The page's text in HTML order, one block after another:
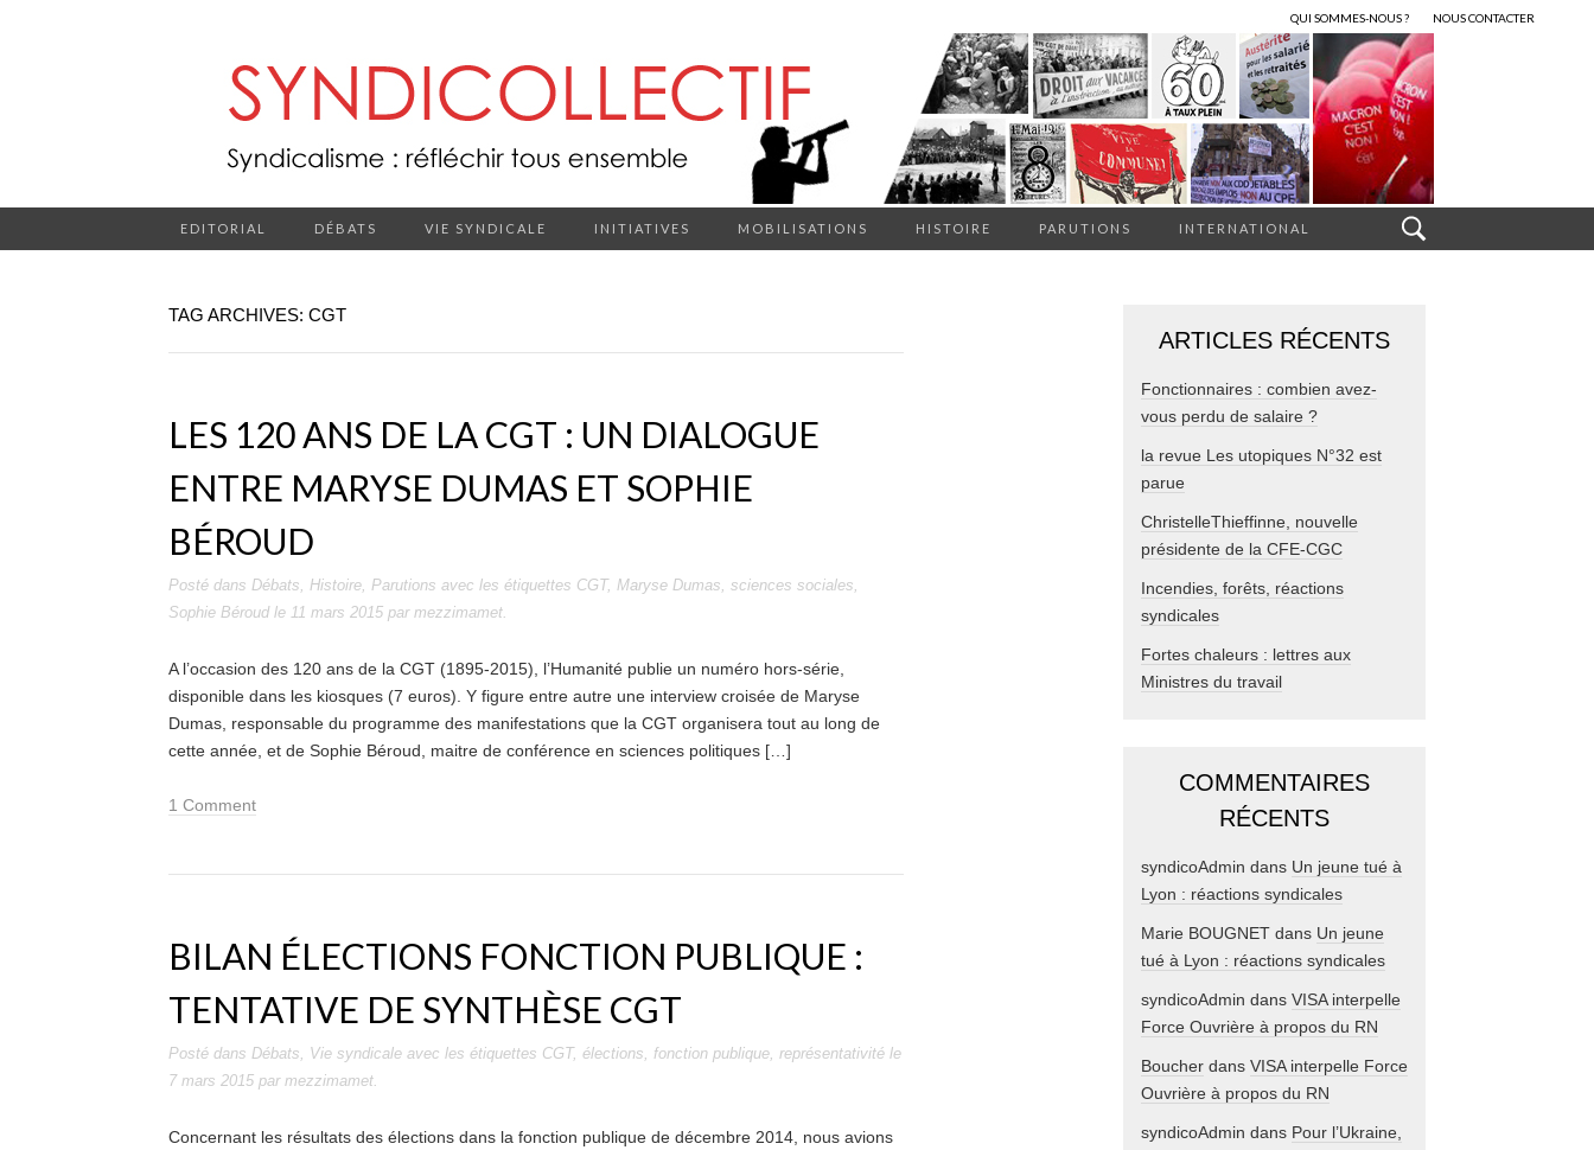
QUI SOMMES-NOUS ? NOUS CONTACTER
EDITORIAL DÉBATS VIE SYNDICALE INITIATIVES MOBILISATIONS HISTOIRE PARUTIONS INTERNATIONAL
TAG ARCHIVES: CGT
LES 120 ANS DE LA CGT : UN DIALOGUE
ENTRE MARYSE DUMAS ET SOPHIE
BÉROUD
Posté dans Débats, Histoire, Parutions avec les étiquettes CGT, Maryse Dumas, sciences sociales,
Sophie Béroudle 11 mars 2015 par mezzimamet.
A l’occasion des 120 ans de la CGT (1895-2015), l’Humanité publie un numéro hors-série,
disponible dans les kiosques (7 euros). Y figure entre autre une interview croisée de Maryse
Dumas, responsable du programme des manifestations que la CGT organisera tout au long de
cette année, et de Sophie Béroud, maitre de conférence en sciences politiques […]
1 Comment
BILAN ÉLECTIONS FONCTION PUBLIQUE :
TENTATIVE DE SYNTHÈSE CGT
Posté dans Débats, Vie syndicale avec les étiquettes CGT, élections, fonction publique, représentativité le
7 mars 2015 par mezzimamet.
Concernant les résultats des élections dans la fonction publique de décembre 2014, nous avions
ARTICLES RÉCENTS
Fonctionnaires : combien avez-
vous perdu de salaire ?
la revue Les utopiques N°32 est
parue
ChristelleThieffinne, nouvelle
présidente de la CFE-CGC
Incendies, forêts, réactions
syndicales
Fortes chaleurs : lettres aux
Ministres du travail
COMMENTAIRES
RÉCENTS
syndicoAdmin dans Un jeune tué à
Lyon : réactions syndicales
Marie BOUGNET dans Un jeune
tué à Lyon : réactions syndicales
syndicoAdmin dans VISA interpelle
Force Ouvrière à propos du RN
Boucher dans VISA interpelle Force
Ouvrière à propos du RN
syndicoAdmin dans Pour l’Ukraine,